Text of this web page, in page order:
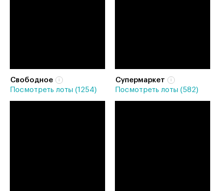
Свободное
Посмотреть лоты (1254)
Супермаркет
Посмотреть лоты (582)